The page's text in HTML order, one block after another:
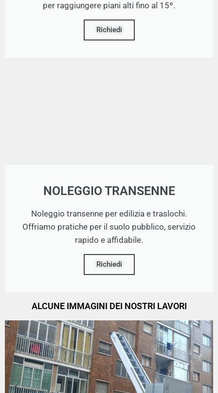
per raggiungere piani alti fino al 15º.
Richiedi
NOLEGGIO TRANSENNE
Noleggio transenne per edilizia e traslochi.
Offriamo pratiche per il suolo pubblico, servizio
rapido e affidabile.
Richiedi
ALCUNE IMMAGINI DEI NOSTRI LAVORI